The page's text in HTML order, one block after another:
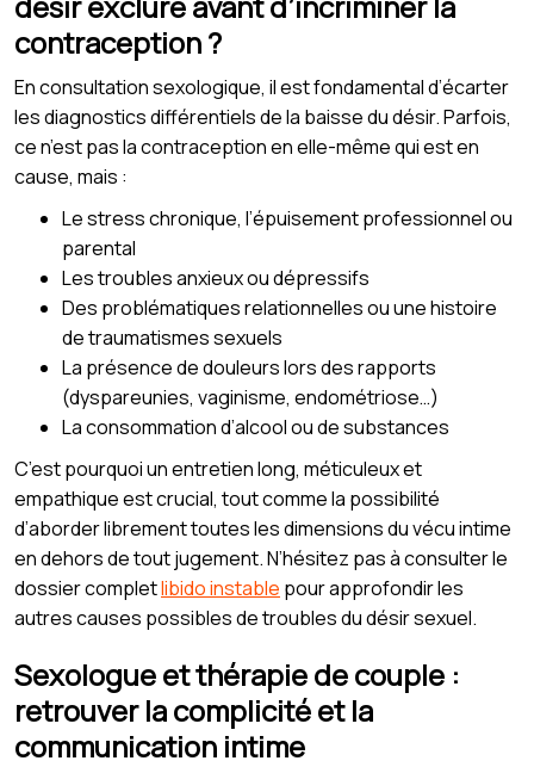
contraception ?
En consultation sexologique, il est fondamental d’écarter
les diagnostics différentiels de la baisse du désir. Parfois,
ce n’est pas la contraception en elle-même qui est en
cause, mais :
Le stress chronique, l’épuisement professionnel ou
parental
Les troubles anxieux ou dépressifs
Des problématiques relationnelles ou une histoire
de traumatismes sexuels
La présence de douleurs lors des rapports
(dyspareunies, vaginisme, endométriose…)
La consommation d’alcool ou de substances
C’est pourquoi un entretien long, méticuleux et
empathique est crucial, tout comme la possibilité
d’aborder librement toutes les dimensions du vécu intime
en dehors de tout jugement. N’hésitez pas à consulter le
dossier completlibido instable pour approfondir les
autres causes possibles de troubles du désir sexuel.
Sexologue et thérapie de couple :
retrouver la complicité et la
communication intime